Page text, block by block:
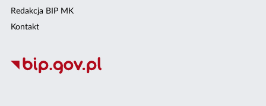
Redakcja BIP MK
Kontakt